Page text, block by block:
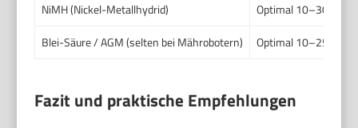
NiMH (Nickel-Metallhydrid)
Optimal 10–30 °C.
Blei-Säure / AGM (selten bei Mährobotern)
Optimal 10–25 °C.
Fazit und praktische Empfehlungen